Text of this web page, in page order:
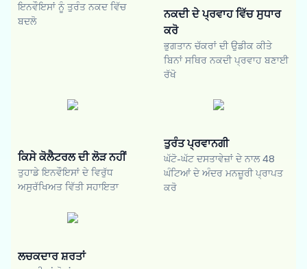
ਇਨਵੌਇਸਾਂ ਨੂੰ ਤੁਰੰਤ ਨਕਦ ਵਿੱਚ
ਬਦਲੋ
ਨਕਦੀ ਦੇ ਪ੍ਰਵਾਹ ਵਿੱਚ ਸੁਧਾਰ
ਕਰੋ
ਭੁਗਤਾਨ ਚੱਕਰਾਂ ਦੀ ਉਡੀਕ ਕੀਤੇ
ਬਿਨਾਂ ਸਥਿਰ ਨਕਦੀ ਪ੍ਰਵਾਹ ਬਣਾਈ
ਰੱਖੋ
ਕਿਸੇ ਕੋਲੈਟਰਲ ਦੀ ਲੋੜ ਨਹੀਂ
ਤੁਹਾਡੇ ਇਨਵੌਇਸਾਂ ਦੇ ਵਿਰੁੱਧ
ਅਸੁਰੱਖਿਅਤ ਵਿੱਤੀ ਸਹਾਇਤਾ
ਤੁਰੰਤ ਪ੍ਰਵਾਨਗੀ
ਘੱਟੋ-ਘੱਟ ਦਸਤਾਵੇਜ਼ਾਂ ਦੇ ਨਾਲ 48
ਘੰਟਿਆਂ ਦੇ ਅੰਦਰ ਮਨਜ਼ੂਰੀ ਪ੍ਰਾਪਤ
ਕਰੋ
ਲਚਕਦਾਰ ਸ਼ਰਤਾਂ